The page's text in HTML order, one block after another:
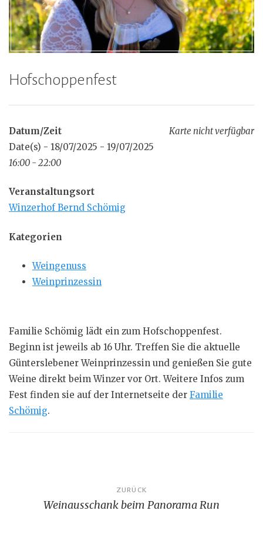
Hofschoppenfest
Karte nicht verfügbar
Datum/Zeit
Date(s) - 18/07/2025 - 19/07/2025
16:00 - 22:00
Veranstaltungsort
Winzerhof Bernd Schömig
Kategorien
Weingenuss
Weinprinzessin
Familie Schömig lädt ein zum Hofschoppenfest.
Beginn ist jeweils ab 16 Uhr. Treffen Sie die aktuelle
Günterslebener Weinprinzessin und genießen Sie gute
Weine direkt beim Winzer vor Ort. Weitere Infos zum
Fest finden sie auf der Internetseite der Familie
Schömig.
Beitragsnavigation
ZURÜCK
Weinausschank beim Panorama Run